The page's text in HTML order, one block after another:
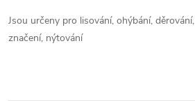
Jsou určeny pro lisování, ohýbání,
značení, nýtování